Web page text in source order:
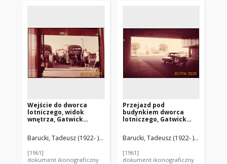
Wejście do dworca
lotniczego, widok
wnętrza, Gatwick
Brytania
Barucki, Tadeusz (1922- ). Fotograf
[1961]
dokument ikonograficzny
Przejazd pod
budynkiem dworca
lotniczego, Gatwick
Brytania
Barucki, Tadeusz (1922- ). Fotograf
[1961]
dokument ikonograficzny